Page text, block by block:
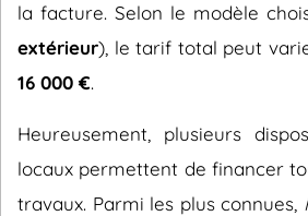
la facture. Selon le modèle
extérieur), le tarif total peut
16 000 €.
Heureusement, plusieurs
locaux permettent de financer
travaux. Parmi les plus connues,